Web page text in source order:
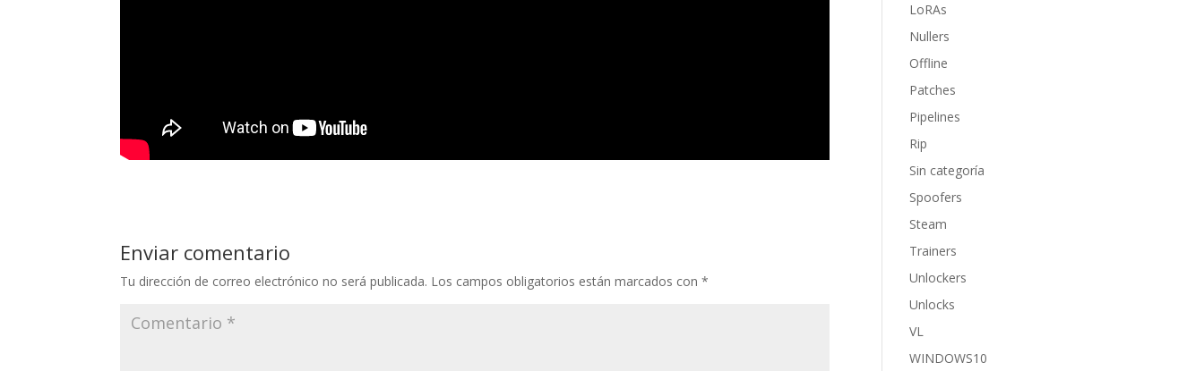
Enviar comentario
Tu dirección de correo electrónico no será publicada. Los campos obligatorios están marcados con*
LoRAs
Nullers
Offline
Patches
Pipelines
Rip
Sin categoría
Spoofers
Steam
Trainers
Unlockers
Unlocks
VL
WINDOWS10